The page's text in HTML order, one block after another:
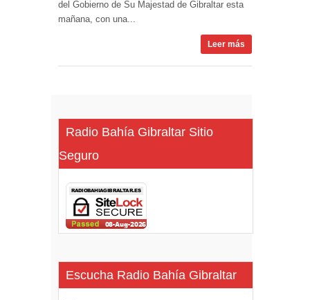
del Gobierno de Su Majestad de Gibraltar esta
mañana, con una...
Leer más
Radio Bahía Gibraltar Sitio
Seguro
Escucha Radio Bahía Gibraltar